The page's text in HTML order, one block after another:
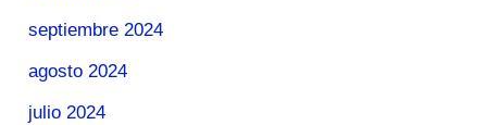
septiembre 2024
agosto 2024
julio 2024